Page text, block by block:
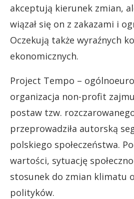
akceptują kierunek zmian,
wiązał się on z zakazami i
Oczekują także wyraźnych
ekonomicznych.
Project Tempo –
organizacja non-profit
postaw tzw.
przeprowadziła autorską
polskiego społeczeństwa.
wartości, sytuację
stosunek do zmian klimatu
polityków.